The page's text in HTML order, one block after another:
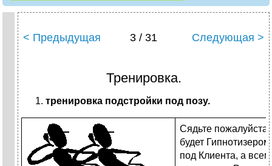
< Предыдущая 3 / 31 Следующая >
Тренировка.
тренировка подстройки под позу.
Сядьте пожалуйста
будет
под Клиента, а